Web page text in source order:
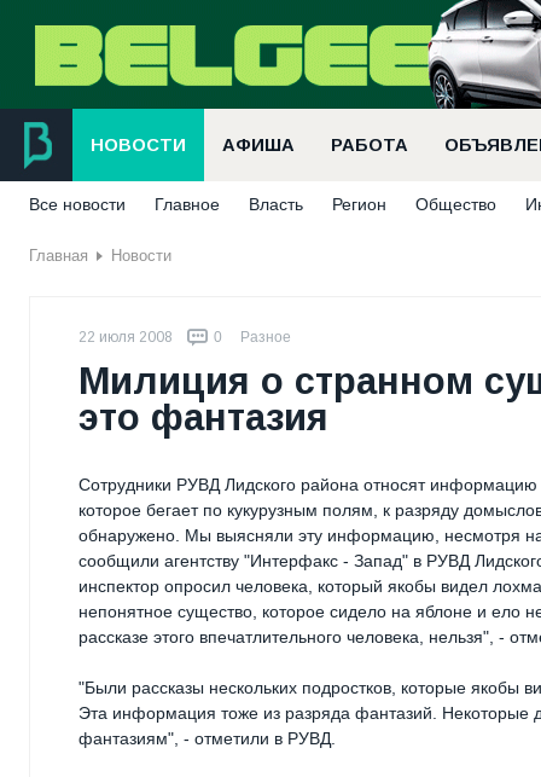
НОВОСТИ АФИША РАБОТА
Все новости Главное Власть Регион Общество
Главная Новости
22 июля 2008 0 Разное
Милиция о странном
это фантазия
Сотрудники РУВД Лидского района относят
которое бегает по кукурузным полям, к разряду
обнаружено. Мы выясняли эту информацию, несмотря
сообщили агентству "Интерфакс - Запад" в РУВД
инспектор опросил человека, который якобы видел
непонятное существо, которое сидело на яблоне и ело
рассказе этого впечатлительного человека, нельзя", -
"Были рассказы нескольких подростков, которые якобы
Эта информация тоже из разряда фантазий. Некоторые
фантазиям", - отметили в РУВД.